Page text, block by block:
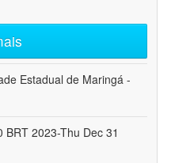
Estadual de Maringá -
2023-Thu Dec 31